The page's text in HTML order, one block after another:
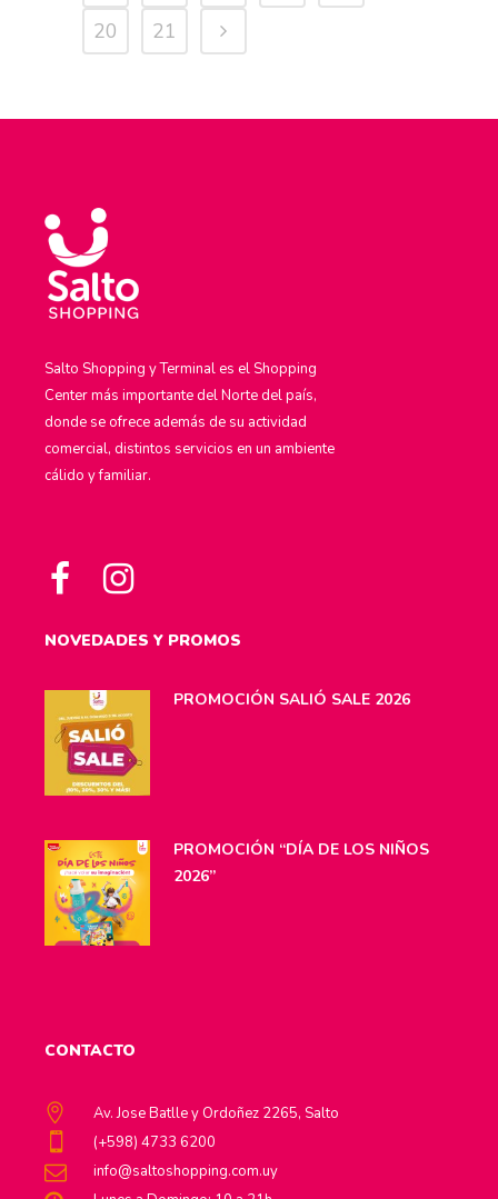
20
21
Salto Shopping y Terminal es el Shopping
Center más importante del Norte del país,
donde se ofrece además de su actividad
comercial, distintos servicios en un ambiente
cálido y familiar.
NOVEDADES Y PROMOS
PROMOCIÓN SALIÓ SALE 2026
PROMOCIÓN “DÍA DE LOS NIÑOS
2026”
CONTACTO
Av. Jose Batlle y Ordoñez 2265, Salto
(+598) 4733 6200
info@saltoshopping.com.uy